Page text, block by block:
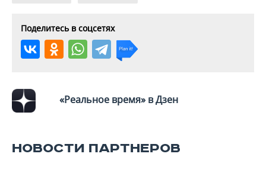
Поделитесь в соцсетях
«Реальное время» в Дзен
НОВОСТИ ПАРТНЕРОВ